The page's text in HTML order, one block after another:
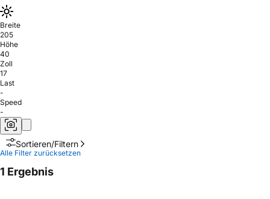
Breite
205
Höhe
40
Zoll
17
Last
-
Speed
-
Sortieren/Filtern
Alle Filter zurücksetzen
1 Ergebnis